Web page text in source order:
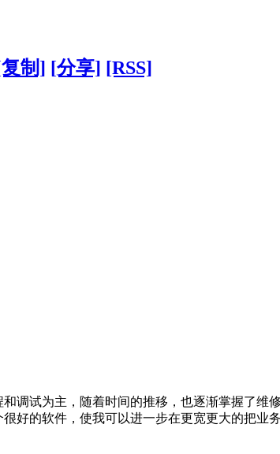
制] [分享] [RSS]
调试为主，随着时间的推移，也逐渐掌握了维
好的软件，使我可以进一步在更宽更大的把业